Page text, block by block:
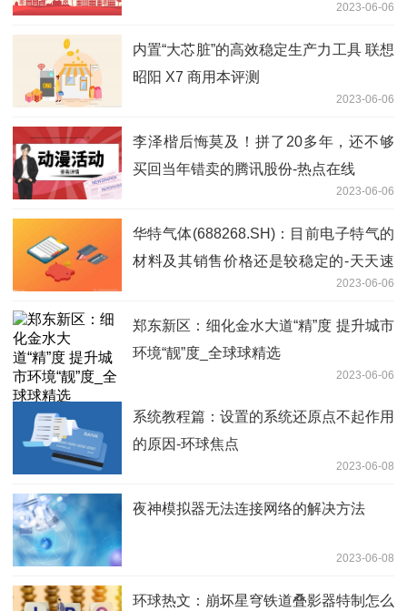
2023-06-06
内置“大芯脏”的高效稳定生产力工具 联想
昭阳 X7 商用本评测
2023-06-06
李泽楷后悔莫及！拼了20多年，还不够
买回当年错卖的腾讯股份-热点在线
2023-06-06
华特气体(688268.SH)：目前电子特气的
材料及其销售价格还是较稳定的-天天速
2023-06-06
郑东新区：细化金水大道“精”度 提升城市
环境“靓”度_全球球精选
2023-06-06
系统教程篇：设置的系统还原点不起作用
的原因-环球焦点
2023-06-08
夜神模拟器无法连接网络的解决方法
2023-06-08
环球热文：崩坏星穹铁道叠影器特制怎么